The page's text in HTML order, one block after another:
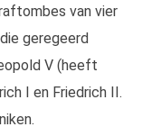
van vier
geregeerd
V (heeft
I en Friedrich II.